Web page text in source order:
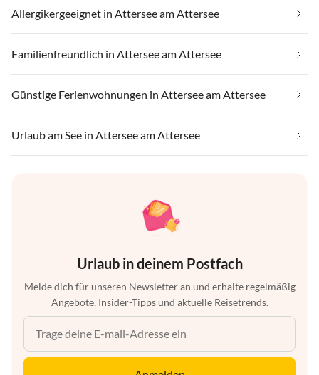
Allergikergeeignet in Attersee am Attersee
Familienfreundlich in Attersee am Attersee
Günstige Ferienwohnungen in Attersee am Attersee
Urlaub am See in Attersee am Attersee
Urlaub in deinem Postfach
Melde dich für unseren Newsletter an und erhalte regelmäßig
Angebote, Insider-Tipps und aktuelle Reisetrends.